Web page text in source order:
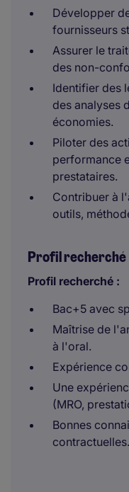
Développer
fournisseurs
Assurer le
des non-
Identifier des
des analyses
économies.
Piloter des
performance
prestataires.
Contribuer à
outils,
Profil recherché
Profil recherché :
Bac+5 avec
Maîtrise de
à l'oral.
Expérience
Une
(MRO,
Bonnes
contractuelles.